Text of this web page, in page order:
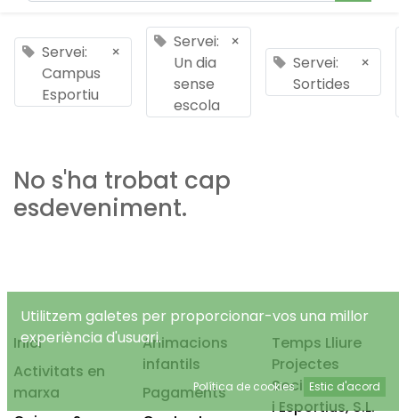
Servei:
Campus
Esportiu
×
Servei:
Un dia
sense
escola
×
Servei:
Sortides
×
No s'ha trobat cap
esdeveniment.
Inici
Activitats en
marxa
Animacions
infantils
Pagaments
Temps Lliure
Projectes
Socioeducatius
i Esportius, S.L.
Utilitzem galetes per proporcionar-vos una millor
experiència d'usuari.
Política de cookies Estic d'acord